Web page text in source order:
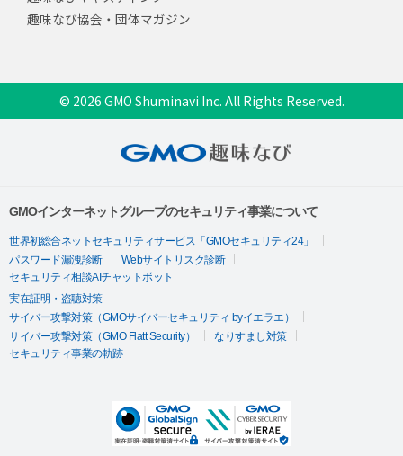
趣味なび協会・団体マガジン
© 2026 GMO Shuminavi Inc. All Rights Reserved.